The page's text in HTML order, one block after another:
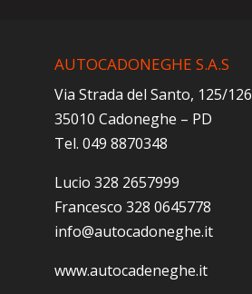
AUTOCADONEGHE S.A.S
Via Strada del Santo, 125/126
35010 Cadoneghe – PD
Tel. 049 8870348
Lucio 328 2657999
Francesco 328 0645778
info@autocadoneghe.it
www.autocadeneghe.it